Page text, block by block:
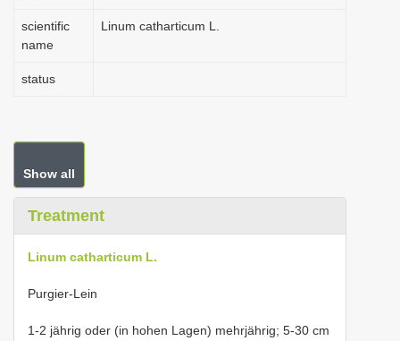
scientific
name
Linum catharticum L.
status
Show all
Treatment
Linum catharticum L.
Purgier-Lein
1-2 jährig oder (in hohen Lagen) mehrjährig; 5-30 cm